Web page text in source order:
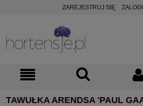
ZAREJESTRUJ SIĘ
TAWUŁKA ARENDSA 'PAUL